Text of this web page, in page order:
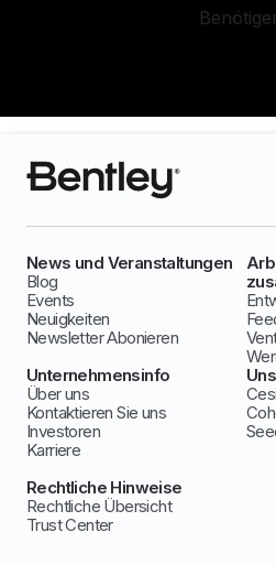
News und Veranstaltungen
Blog
Events
Neuigkeiten
Newsletter Abonieren
Unternehmensinfo
Über uns
Kontaktieren Sie uns
Investoren
Karriere
Rechtliche Hinweise
Rechtliche Übersicht
Trust Center